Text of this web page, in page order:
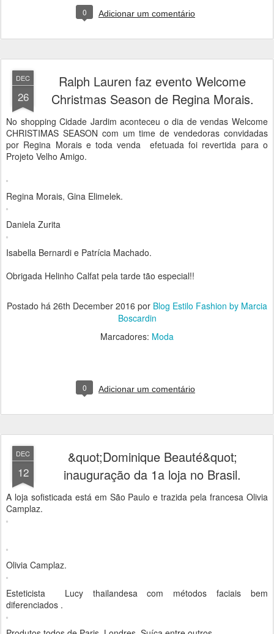
0 Adicionar um comentário
DEC
26
Ralph Lauren faz evento Welcome
Christmas Season de Regina Morais.
No shopping Cidade Jardim aconteceu o dia de vendas Welcome
CHRISTIMAS SEASON com um time de vendedoras convidadas
por Regina Morais e toda venda efetuada foi revertida para o
Projeto Velho Amigo.
Regina Morais, Gina Elimelek.
Daniela Zurita
Isabella Bernardi e Patrícia Machado.
Obrigada Helinho Calfat pela tarde tão especial!!
Postado há 26th December 2016 por Blog Estilo Fashion by Marcia
Boscardin
Marcadores: Moda
0 Adicionar um comentário
DEC
12
&quot;Dominique Beauté&quot;
inauguração da 1a loja no Brasil.
A loja sofisticada está em São Paulo e trazida pela francesa Olivia
Camplaz.
Olivia Camplaz.
Esteticista Lucy thailandesa com métodos faciais bem
diferenciados .